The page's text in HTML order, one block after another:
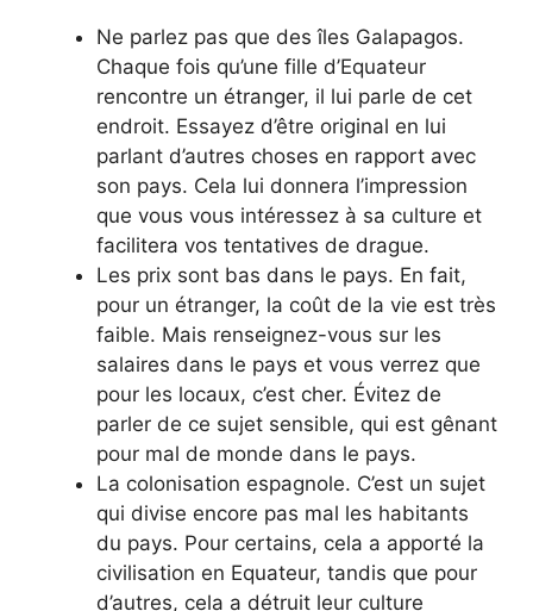
Ne parlez pas que des îles Galapagos.
Chaque fois qu’une fille d’Equateur
rencontre un étranger, il lui parle de cet
endroit. Essayez d’être original en lui
parlant d’autres choses en rapport avec
son pays. Cela lui donnera l’impression
que vous vous intéressez à sa culture et
facilitera vos tentatives de drague.
Les prix sont bas dans le pays. En fait,
pour un étranger, la coût de la vie est très
faible. Mais renseignez-vous sur les
salaires dans le pays et vous verrez que
pour les locaux, c’est cher. Évitez de
parler de ce sujet sensible, qui est gênant
pour mal de monde dans le pays.
La colonisation espagnole. C’est un sujet
qui divise encore pas mal les habitants
du pays. Pour certains, cela a apporté la
civilisation en Equateur, tandis que pour
d’autres, cela a détruit leur culture